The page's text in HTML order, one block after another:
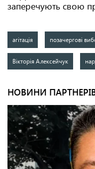
заперечують свою
агітація позачергові
Вікторія Алексейчук